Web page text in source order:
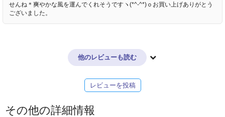
せんね＊爽やかな風を運んでくれそうですヽ(*^-^*)ｏお買い上げありがとう
ございました。
他のレビューも読む
レビューを投稿
その他の詳細情報